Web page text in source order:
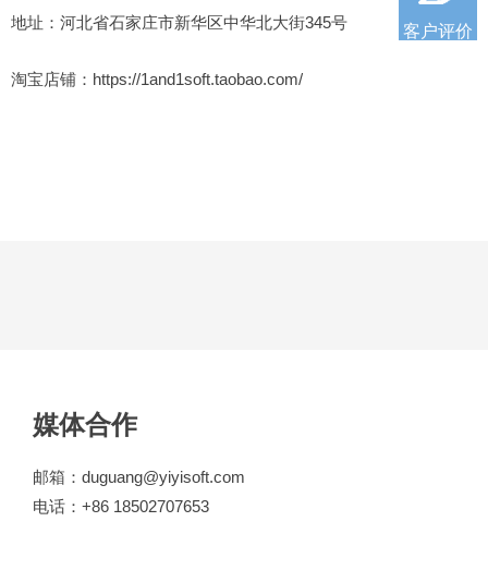
地址：河北省石家庄市新华区中华北大街345号
淘宝店铺：https://1and1soft.taobao.com/
媒体合作
邮箱：duguang@yiyisoft.com
电话：+86 18502707653
客户评价